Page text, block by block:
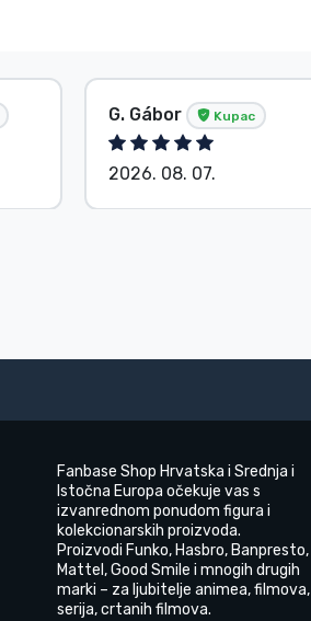
G. Gábor Kupac
2026. 08. 07.
Fanbase Shop Hrvatska i Srednja i
Istočna Europa očekuje vas s
izvanrednom ponudom figura i
kolekcionarskih proizvoda.
Proizvodi Funko, Hasbro, Banpresto,
Mattel, Good Smile i mnogih drugih
marki – za ljubitelje animea, filmova,
serija, crtanih filmova.